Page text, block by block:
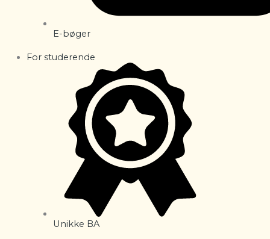
E-bøger
For studerende
Unikke BA